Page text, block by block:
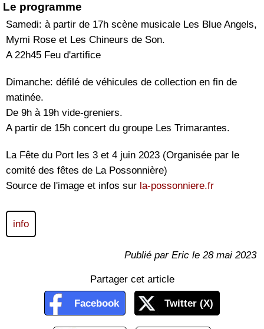
Le programme
Samedi: à partir de 17h scène musicale Les Blue Angels,
Mymi Rose et Les Chineurs de Son.
A 22h45 Feu d'artifice
Dimanche: défilé de véhicules de collection en fin de
matinée.
De 9h à 19h vide-greniers.
A partir de 15h concert du groupe Les Trimarantes.
La Fête du Port les 3 et 4 juin 2023 (Organisée par le
comité des fêtes de La Possonnière)
Source de l'image et infos sur la-possonniere.fr
info
Publié par Eric le 28 mai 2023
Partager cet article
Facebook Twitter (X)